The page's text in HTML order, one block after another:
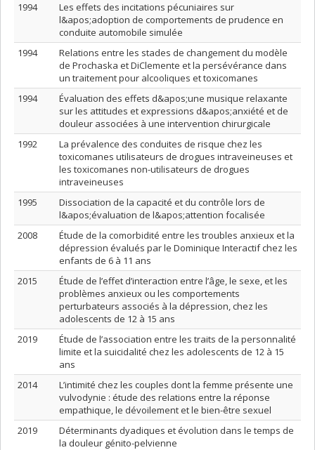
1994
Les effets des incitations pécuniaires sur
l&apos;adoption de comportements de prudence en
conduite automobile simulée
1994
Relations entre les stades de changement du modèle
de Prochaska et DiClemente et la persévérance dans
un traitement pour alcooliques et toxicomanes
1994
Évaluation des effets d&apos;une musique relaxante
sur les attitudes et expressions d&apos;anxiété et de
douleur associées à une intervention chirurgicale
1992
La prévalence des conduites de risque chez les
toxicomanes utilisateurs de drogues intraveineuses et
les toxicomanes non-utilisateurs de drogues
intraveineuses
1995
Dissociation de la capacité et du contrôle lors de
l&apos;évaluation de l&apos;attention focalisée
2008
Étude de la comorbidité entre les troubles anxieux et la
dépression évalués par le Dominique Interactif chez les
enfants de 6 à 11 ans
2015
Étude de l’effet d’interaction entre l’âge, le sexe, et les
problèmes anxieux ou les comportements
perturbateurs associés à la dépression, chez les
adolescents de 12 à 15 ans
2019
Étude de l’association entre les traits de la personnalité
limite et la suicidalité chez les adolescents de 12 à 15
ans
2014
L’intimité chez les couples dont la femme présente une
vulvodynie : étude des relations entre la réponse
empathique, le dévoilement et le bien-être sexuel
2019
Déterminants dyadiques et évolution dans le temps de
la douleur génito-pelvienne